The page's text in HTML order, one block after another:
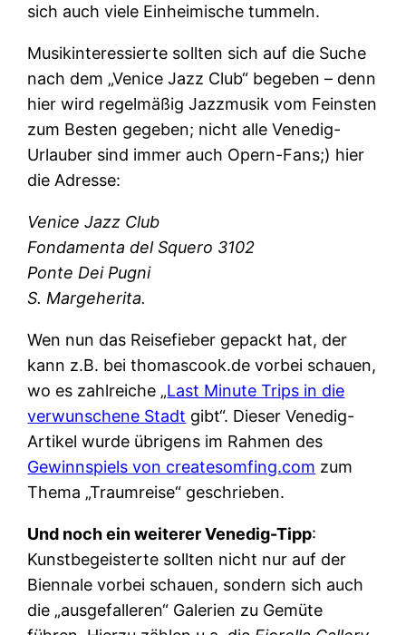
sich auch viele Einheimische tummeln.
Musikinteressierte sollten sich auf die Suche
nach dem „Venice Jazz Club“ begeben – denn
hier wird regelmäßig Jazzmusik vom Feinsten
zum Besten gegeben; nicht alle Venedig-
Urlauber sind immer auch Opern-Fans;) hier
die Adresse:
Venice Jazz Club
Fondamenta del Squero 3102
Ponte Dei Pugni
S. Margeherita.
Wen nun das Reisefieber gepackt hat, der
kann z.B. bei thomascook.de vorbei schauen,
wo es zahlreiche „Last Minute Trips in die
verwunschene Stadt gibt“. Dieser Venedig-
Artikel wurde übrigens im Rahmen des
Gewinnspiels von createsomfing.com zum
Thema „Traumreise“ geschrieben.
Und noch ein weiterer Venedig-Tipp:
Kunstbegeisterte sollten nicht nur auf der
Biennale vorbei schauen, sondern sich auch
die „ausgefalleren“ Galerien zu Gemüte